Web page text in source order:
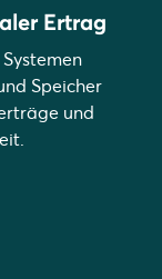
Ertrag
Speicher
und